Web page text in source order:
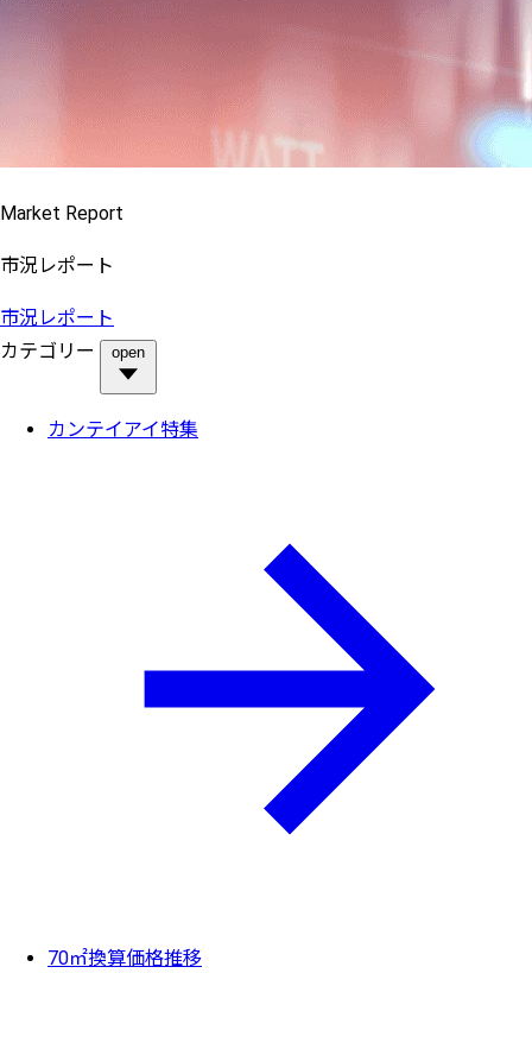
Market Report
市況レポート
市況レポート
カテゴリー
open
カンテイアイ特集
70㎡換算価格推移